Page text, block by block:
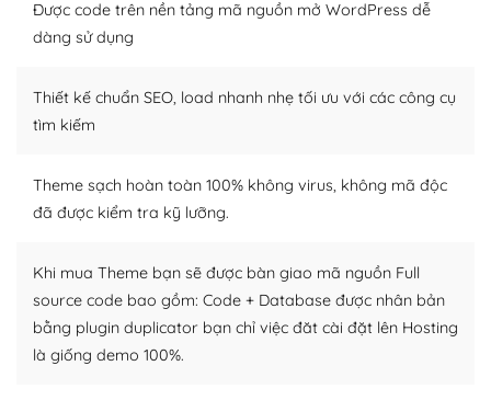
Dễ dàng tùy chỉnh trên WordPress
WordPress là nơi lưu trữ cho một diễn đàn cộng đồng
người cuồng tín WordPress.
Nếu bạn gặp khó khăn, bạn có thể lên mạng và tìm
lời, giải đáp vấn đề của bạn.
Cộng đồng sử dụng WordPress sẵn sàng hỗ trợ bạn
– Đa dạng plugin và themes
Được code trên nền tảng mã nguồn mở WordPress dễ
dàng sử dụng
Thiết kế chuẩn SEO, load nhanh nhẹ tối ưu với các công cụ
tìm kiếm
Theme sạch hoàn toàn 100% không virus, không mã độc
đã được kiểm tra kỹ lưỡng.
Khi mua Theme bạn sẽ được bàn giao mã nguồn Full
source code bao gồm: Code + Database được nhân bản
bằng plugin duplicator bạn chỉ việc đăt cài đặt lên Hosting
là giống demo 100%.